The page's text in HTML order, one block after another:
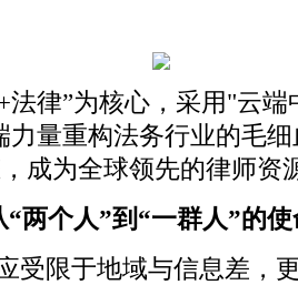
法律”为核心，采用"云端
力量重构法务行业的毛
成为全球领先的律师资
“两个人”到“一群人”的使
受限于地域与信息差，